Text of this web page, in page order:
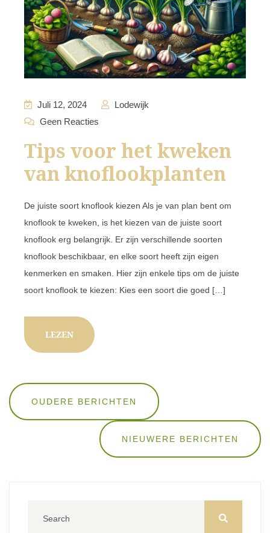
Juli 12, 2024
Lodewijk
Geen Reacties
Tips voor het kweken
van knoflookplanten
De juiste soort knoflook kiezen Als je van plan bent om
knoflook te kweken, is het kiezen van de juiste soort
knoflook erg belangrijk. Er zijn verschillende soorten
knoflook beschikbaar, en elke soort heeft zijn eigen
kenmerken en smaken. Hier zijn enkele tips om de juiste
soort knoflook te kiezen: Kies een soort die goed […]
LEZEN
Berichten
navigatie
OUDERE BERICHTEN
NIEUWERE BERICHTEN